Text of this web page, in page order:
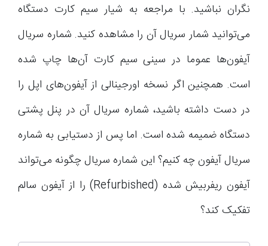
نگران نباشید. با مراجعه به شیار سیم کارت دستگاه
می‌توانید شمار سریال آن را مشاهده کنید. شماره سریال
آیفون‌ها عموما در سینی سیم کارت آن‌ها چاپ شده
است. همچنین اگر نسخه اورجینالی از آیفون‌های اپل را
در دست داشته باشید، شماره سریال آن در پنل پشتی
دستگاه ضمیمه شده است. اما پس از دستیابی به شماره
سریال آیفون چه کنیم؟ این شماره سریال چگونه می‌تواند
آیفون ریفربیش شده (Refurbished) را از آیفون سالم
تفکیک کند؟